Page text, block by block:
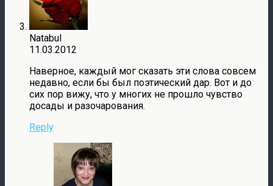
Natabul
11.03.2012
Наверное, каждый мог сказать эти слова совсем
недавно, если бы был поэтический дар. Вот и до
сих пор вижу, что у многих не прошло чувство
досады и разочарования.
Reply